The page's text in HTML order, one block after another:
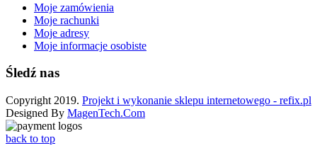
Moje zamówienia
Moje rachunki
Moje adresy
Moje informacje osobiste
Śledź nas
Copyright 2019. Projekt i wykonanie sklepu internetowego - refix.pl
Designed By MagenTech.Com
back to top